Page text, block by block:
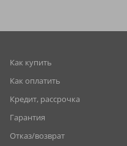
Как купить
Как оплатить
Кредит, рассрочка
Гарантия
Отказ/возврат